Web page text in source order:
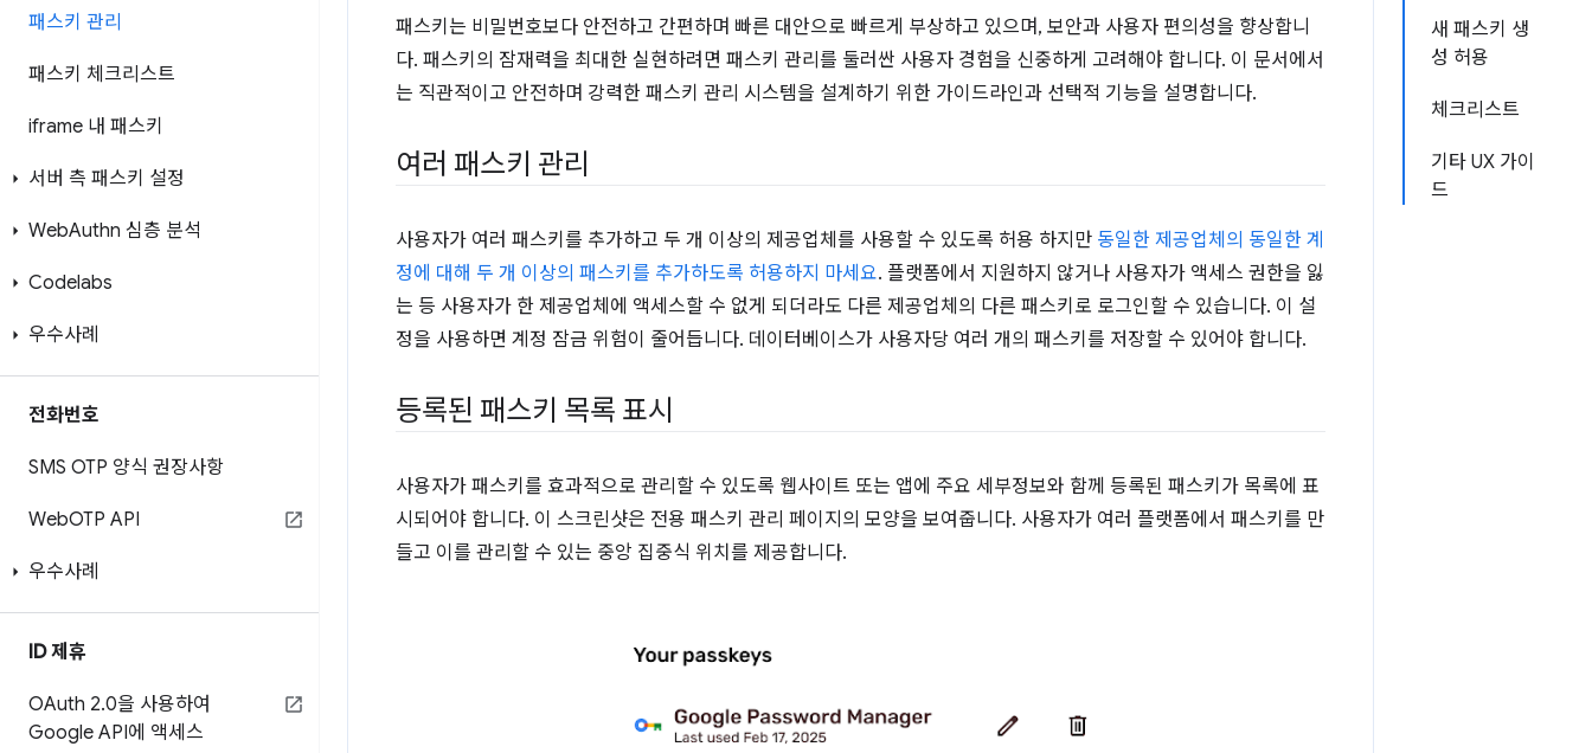
패스키 관리
패스키 체크리스트
iframe 내 패스키
서버 측 패스키 설정
WebAuthn 심층 분석
Codelabs
우수사례
전화번호
SMS OTP 양식 권장사항
WebOTP API
우수사례
ID 제휴
OAuth 2.0을 사용하여
Google API에 액세스
새 패스키 생
성 허용
체크리스트
기타 UX 가이
드
패스키는 비밀번호보다 안전하고 간편하며 빠른 대안으로 빠르게 부상하고 있으며, 보안과 사용자 편의성을 향상합니
다. 패스키의 잠재력을 최대한 실현하려면 패스키 관리를 둘러싼 사용자 경험을 신중하게 고려해야 합니다. 이 문서에서
는 직관적이고 안전하며 강력한 패스키 관리 시스템을 설계하기 위한 가이드라인과 선택적 기능을 설명합니다.
여러 패스키 관리
사용자가 여러 패스키를 추가하고 두 개 이상의 제공업체를 사용할 수 있도록 허용 하지만 동일한 제공업체의 동일한 계
정에 대해 두 개 이상의 패스키를 추가하도록 허용하지 마세요. 플랫폼에서 지원하지 않거나 사용자가 액세스 권한을 잃
는 등 사용자가 한 제공업체에 액세스할 수 없게 되더라도 다른 제공업체의 다른 패스키로 로그인할 수 있습니다. 이 설
정을 사용하면 계정 잠금 위험이 줄어듭니다. 데이터베이스가 사용자당 여러 개의 패스키를 저장할 수 있어야 합니다.
등록된 패스키 목록 표시
사용자가 패스키를 효과적으로 관리할 수 있도록 웹사이트 또는 앱에 주요 세부정보와 함께 등록된 패스키가 목록에 표
시되어야 합니다. 이 스크린샷은 전용 패스키 관리 페이지의 모양을 보여줍니다. 사용자가 여러 플랫폼에서 패스키를 만
들고 이를 관리할 수 있는 중앙 집중식 위치를 제공합니다.